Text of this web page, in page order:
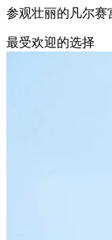
参观壮丽的凡尔赛
最受欢迎的选择